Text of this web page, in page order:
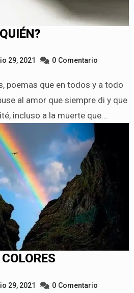
QUIÉN?
29, 2021 0 Comentario
al amor que siempre di y que
incluso a la muerte que…
COLORES
29, 2021 0 Comentario